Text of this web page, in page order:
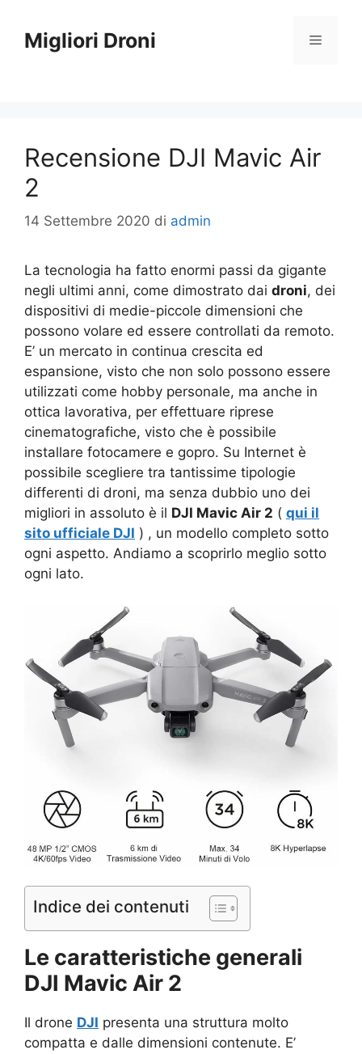
contenuto
Migliori Droni Menu
Recensione DJI Mavic Air
2
14 Settembre 2020 di admin
La tecnologia ha fatto enormi passi da gigante
negli ultimi anni, come dimostrato dai droni, dei
dispositivi di medie-piccole dimensioni che
possono volare ed essere controllati da remoto.
E’ un mercato in continua crescita ed
espansione, visto che non solo possono essere
utilizzati come hobby personale, ma anche in
ottica lavorativa, per effettuare riprese
cinematografiche, visto che è possibile
installare fotocamere e gopro. Su Internet è
possibile scegliere tra tantissime tipologie
differenti di droni, ma senza dubbio uno dei
migliori in assoluto è il DJI Mavic Air 2 ( qui il
sito ufficiale DJI ) , un modello completo sotto
ogni aspetto. Andiamo a scoprirlo meglio sotto
ogni lato.
Indice dei contenuti
Le caratteristiche generali
DJI Mavic Air 2
Il drone DJI presenta una struttura molto
compatta e dalle dimensioni contenute. E’